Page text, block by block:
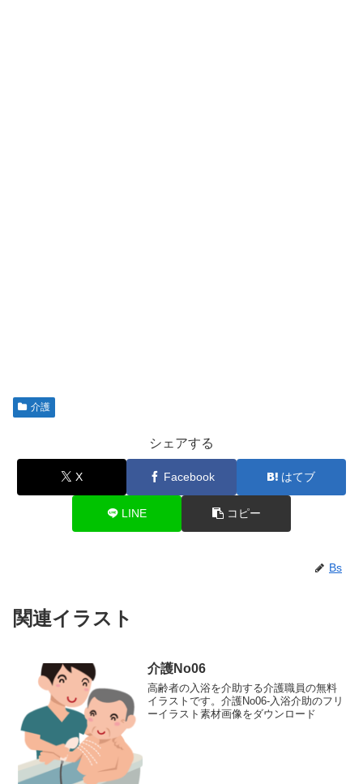
介護
シェアする
X Facebook はてブ
LINE コピー
Bs
関連イラスト
介護No06
高齢者の入浴を介助する介護職員の無料
イラストです。介護No06-入浴介助のフリ
ーイラスト素材画像をダウンロード